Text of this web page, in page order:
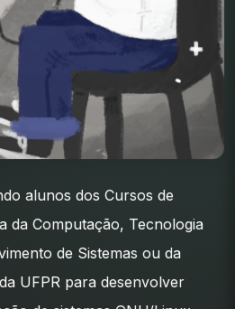
alunos dos Cursos de
da Computação, Tecnologia
de Sistemas ou da
UFPR para desenvolver